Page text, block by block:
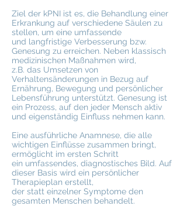
Ziel der kPNI ist es, die Behandlung einer
Erkrankung auf verschiedene Säulen zu
stellen, um eine umfassende
und langfristige Verbesserung bzw.
Genesung zu erreichen. Neben klassisch
medizinischen Maßnahmen wird,
z.B. das Umsetzen von
Verhaltensänderungen in Bezug auf
Ernährung, Bewegung und persönlicher
Lebensführung unterstützt. Genesung ist
ein Prozess, auf den jeder Mensch aktiv
und eigenständig Einfluss nehmen kann.
Eine ausführliche Anamnese, die alle
wichtigen Einflüsse zusammen bringt,
ermöglicht im ersten Schritt
ein umfassendes, diagnostisches Bild. Auf
dieser Basis wird ein persönlicher
Therapieplan erstellt,
der statt einzelner Symptome den
gesamten Menschen behandelt.